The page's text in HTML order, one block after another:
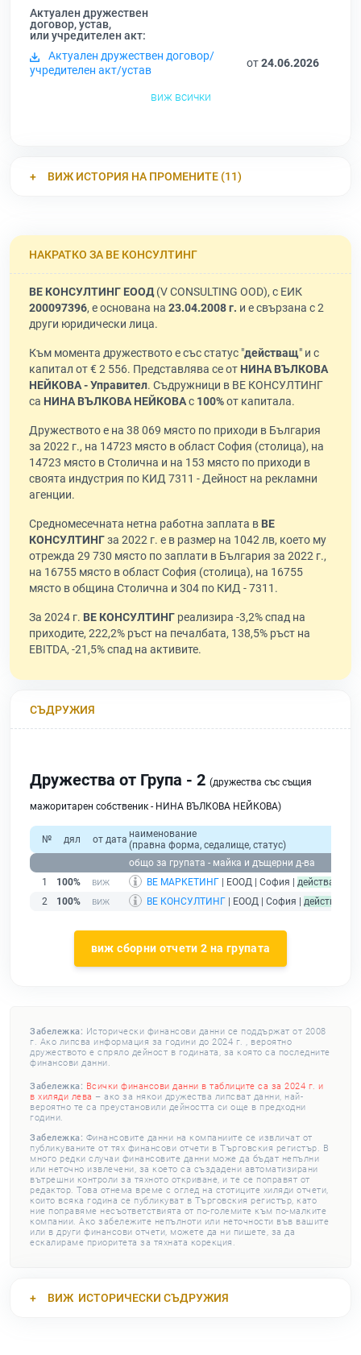
Актуален дружествен
договор, устав,
или учредителен акт:
Актуален дружествен договор/
учредителен акт/устав
от24.06.2026
виж всички
ВИЖ ИСТОРИЯ НА ПРОМЕНИТЕ (11)
НАКРАТКО ЗА ВЕ КОНСУЛТИНГ
ВЕ КОНСУЛТИНГ ЕООД(V CONSULTING OOD), с ЕИК
200097396, е основана на 23.04.2008 г. и е свързана с 2
други юридически лица.
Към момента дружеството е със статус "действащ" и с
капитал от € 2 556. Представлява се от НИНА ВЪЛКОВА
НЕЙКОВА - Управител. Съдружници в ВЕ КОНСУЛТИНГ
са НИНА ВЪЛКОВА НЕЙКОВАс 100%от капитала.
Дружеството е на 38 069 място по приходи в България
за 2022 г., на 14723 място в област София (столица), на
14723 място в Столична и на 153 място по приходи в
своята индустрия по КИД 7311 - Дейност на рекламни
агенции.
Средномесечната нетна работна заплата в ВЕ
КОНСУЛТИНГза 2022 г. е в размер на 1042 лв, което му
отрежда 29 730 място по заплати в България за 2022 г.,
на 16755 място в област София (столица), на 16755
място в община Столична и 304 по КИД - 7311.
За 2024 г. ВЕ КОНСУЛТИНГ реализира -3,2% спад на
приходите, 222,2% ръст на печалбата, 138,5% ръст на
EBITDA, -21,5% спад на активите.
СЪДРУЖИЯ
Дружества от Група - 2 (дружества със същия
мажоритарен собственик - НИНА ВЪЛКОВА НЕЙКОВА)
№ дял от дата наименование
(правна форма, седалище, статус)
общо за групата - майка и дъщерни д-ва
1
100% ВЕ МАРКЕТИНГ | ЕООД | София | действащ
2
100% ВЕ КОНСУЛТИНГ | ЕООД | София | действащ
виж сборни отчети 2 на групата
Забележка: Исторически финансови данни се поддържат от 2008
г. Ако липсва информация за години до 2024 г. , вероятно
дружеството е спряло дейност в годината, за която са последните
финансови данни.
Забележка: Всички финансови данни в таблиците са за 2024 г. и
в хиляди лева – ако за някои дружества липсват данни, най-
вероятно те са преустановили дейността си още в предходни
години.
Забележка: Финансовите данни на компаниите се извличат от
публикуваните от тях финансови отчети в Търговския регистър. В
много редки случаи финансовите данни може да бъдат непълни
или неточно извлечени, за което са създадени автоматизирани
вътрешни контроли за тяхното откриване, и те се поправят от
редактор. Това отнема време с оглед на стотиците хиляди отчети,
които всяка година се публикуват в Търговския регистър, като
ние поправяме несъответствията от по-големите към по-малките
компании. Ако забележите непълноти или неточности във вашите
или в други финансови отчети, можете да ни пишете, за да
ескалираме приоритета за тяхната корекция.
ВИЖ ИСТОРИЧЕСКИ СЪДРУЖИЯ